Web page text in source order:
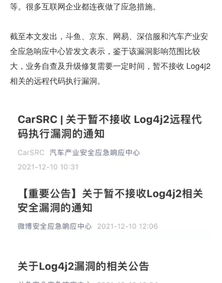
等。很多互联网企业都连夜做了应急措施。
截至本文发出，斗鱼、京东、网易、深信服和汽车产业安
全应急响应中心皆发文表示，鉴于该漏洞影响范围比较
大，业务自查及升级修复需要一定时间，暂不接收 Log4j2
相关的远程代码执行漏洞。